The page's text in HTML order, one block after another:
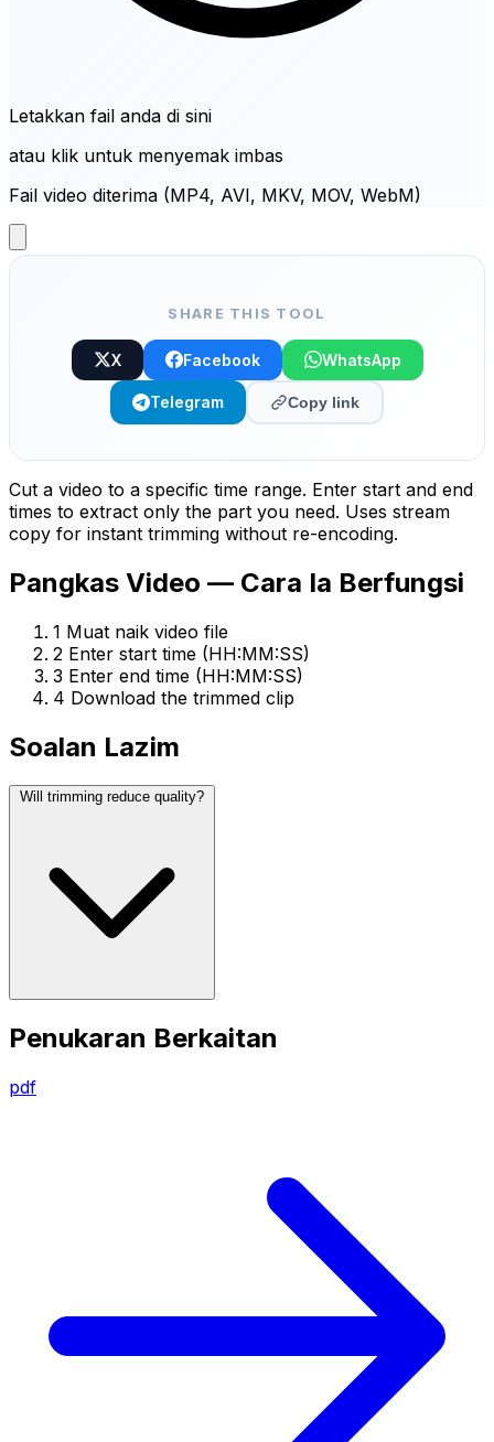
Letakkan fail anda di sini
atau klik untuk menyemak imbas
Fail video diterima (MP4, AVI, MKV, MOV, WebM)
SHARE THIS TOOL
X Facebook WhatsApp
Telegram Copy link
Cut a video to a specific time range. Enter start and end
times to extract only the part you need. Uses stream
copy for instant trimming without re-encoding.
Pangkas Video — Cara Ia Berfungsi
1 Muat naik video file
2 Enter start time (HH:MM:SS)
3 Enter end time (HH:MM:SS)
4 Download the trimmed clip
Soalan Lazim
Will trimming reduce quality?
Penukaran Berkaitan
pdf